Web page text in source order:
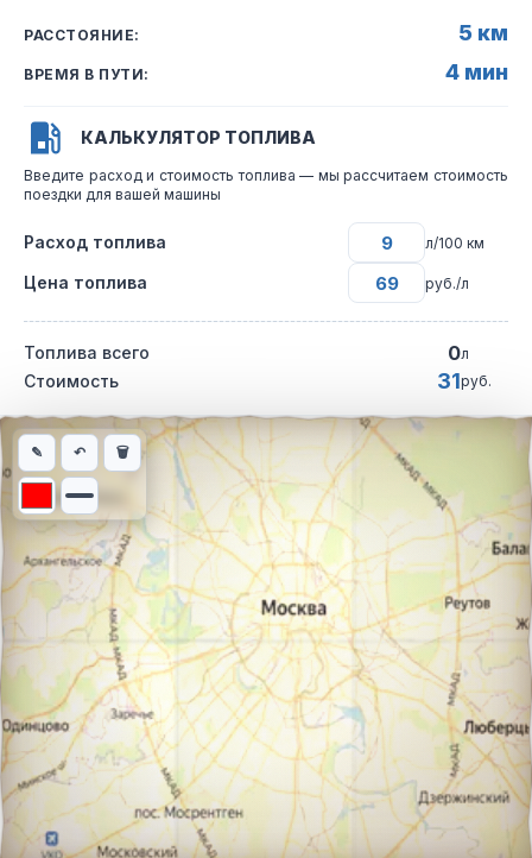
РАССТОЯНИЕ: 5 км
ВРЕМЯ В ПУТИ: 4 мин
КАЛЬКУЛЯТОР ТОПЛИВА
Введите расход и стоимость топлива — мы рассчитаем стоимость
поездки для вашей машины
Расход топлива л/100 км
Цена топлива руб./л
Топлива всего 0л
Стоимость 31руб.
Интерактивная карта автомобильного маршрута из города
✎ ↶ 🗑